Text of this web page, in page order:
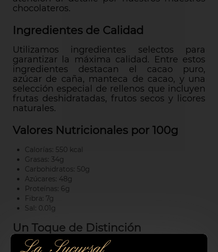
chocolateros.
Ingredientes de Calidad
Utilizamos ingredientes selectos para
garantizar la máxima calidad. Entre estos
ingredientes destacan el cacao puro,
azúcar de caña, manteca de cacao, y una
selección especial de rellenos que incluyen
frutas deshidratadas, frutos secos y licores
naturales.
Valores Nutricionales por 100g
Calorías: 550 kcal
Grasas: 34g
Carbohidratos: 50g
Azúcares: 48g
Proteínas: 6g
Fibra: 7g
Sal: 0.01g
Un Toque de Distinción
Nuestros bombones se distinguen no solo